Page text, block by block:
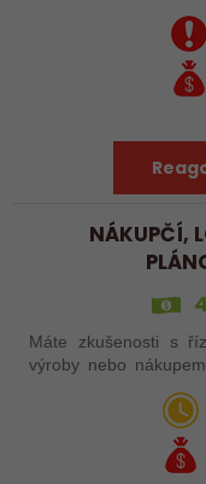
vývoj, zlepšovací
Hledáme zkušeného…
NÁKUPČÍ,
Máte zkušenosti s
výroby nebo
koordinovat věci tak,
bez problémů a